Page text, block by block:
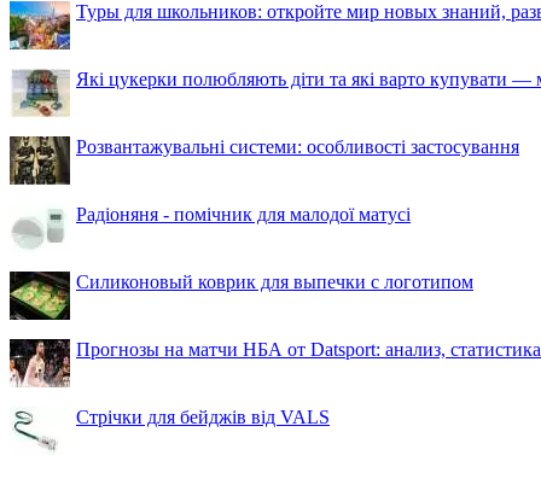
Туры для школьников: откройте мир новых знаний,
Які цукерки полюбляють діти та які варто купувати —
Розвантажувальні системи: особливості застосування
Радіоняня - помічник для малодої матусі
Силиконовый коврик для выпечки с логотипом
Прогнозы на матчи НБА от Datsport: анализ,
Стрічки для бейджів від VALS